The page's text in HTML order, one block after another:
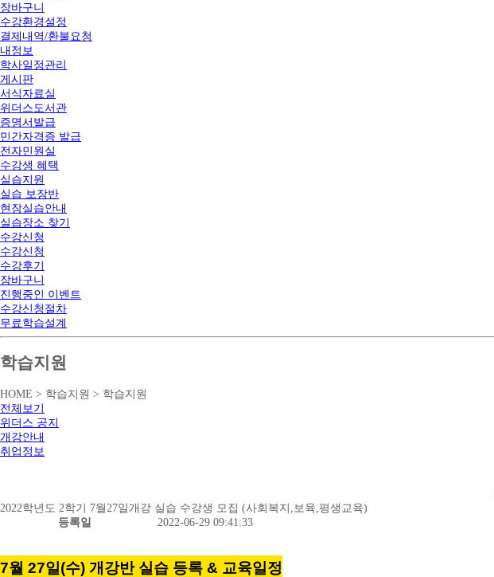
장바구니
수강환경설정
결제내역/환불요청
내정보
학사일정관리
게시판
서식자료실
위더스도서관
증명서발급
민간자격증 발급
전자민원실
수강생 혜택
실습지원
실습 보장반
현장실습안내
실습장소 찾기
수강신청
수강신청
수강후기
장바구니
진행중인 이벤트
수강신청절차
무료학습설계
학습지원
HOME > 학습지원 > 학습지원
전체보기
위더스 공지
개강안내
취업정보
2022학년도 2학기 7월27일개강 실습 수강생 모집 (사회복지,보육,평생교육)
등록일
2022-06-29 09:41:33
7월 27일(수) 개강반 실습 등록 & 교육일정